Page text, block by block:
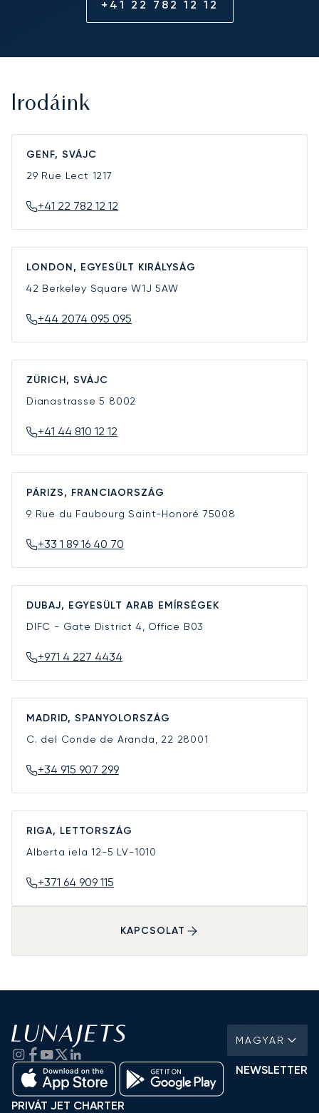
+41 22 782 12 12
Irodáink
GENF, SVÁJC
29 Rue Lect 1217
+41 22 782 12 12
LONDON, EGYESÜLT KIRÁLYSÁG
42 Berkeley SquareW1J 5AW
+44 2074 095 095
ZÜRICH, SVÁJC
Dianastrasse 5 8002
+41 44 810 12 12
PÁRIZS, FRANCIAORSZÁG
9 Rue du Faubourg Saint-Honoré 75008
+33 1 89 16 40 70
DUBAJ, EGYESÜLT ARAB EMÍRSÉGEK
DIFC - Gate District 4, Office B03
+971 4 227 4434
MADRID, SPANYOLORSZÁG
C. del Conde de Aranda, 22 28001
+34 915 907 299
RIGA, LETTORSZÁG
Alberta iela 12-5 LV-1010
+371 64 909 115
KAPCSOLAT
MAGYAR
NEWSLETTER
PRIVÁT JET CHARTER